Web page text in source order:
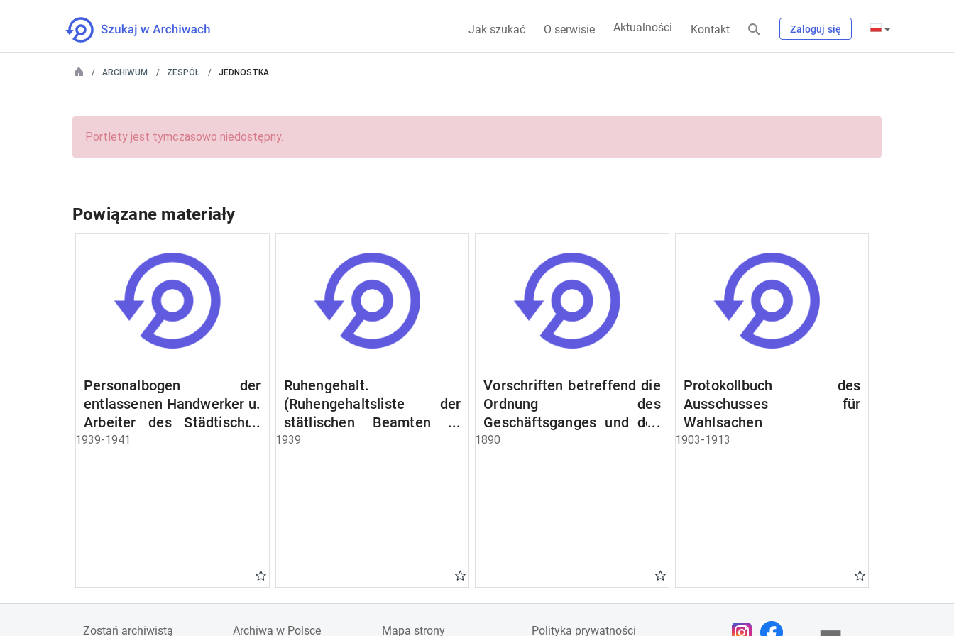
Jak szukać O serwisie Aktualności Kontakt Zaloguj się
ARCHIWUM ZESPÓŁ JEDNOSTKA
Portlety jest tymczasowo niedostępny.
Powiązane materiały
Personalbogen der
entlassenen Handwerker u.
Arbeiter des Städtischen
Schlacht - u. Viehhof.
1939-1941
Ruhengehalt.
(Ruhengehaltsliste der
stätlischen Beamten u.
Witwen. Ruhegehaltsliste
1939
Vorschriften betreffend die
Ordnung des
Geschäftsganges und des
Verfahrens bei dem
1890
Protokollbuch des
Ausschusses für
Wahlsachen
1903-1913
Zostań archiwistą Archiwa w Polsce Mapa strony Polityka prywatności